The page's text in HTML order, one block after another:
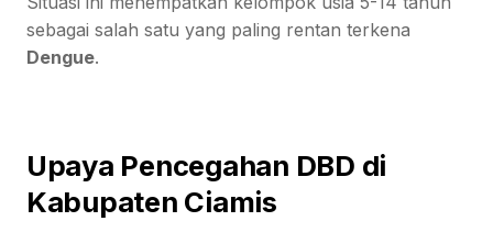
sebagai salah satu yang paling rentan terkena
Dengue.
Upaya Pencegahan DBD di
Kabupaten Ciamis